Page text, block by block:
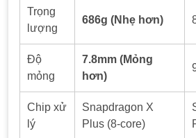
Trọng
lượng
686g (Nhẹ hơn)
Độ
mỏng
7.8mm (Mỏng
hơn)
Chip xử
lý
Snapdragon X
Plus (8-core)